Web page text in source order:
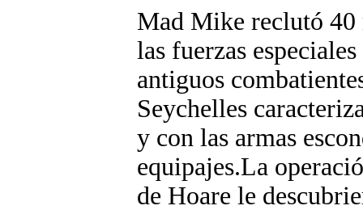
Mad Mike reclutó 40
las fuerzas
antiguos
Seychelles
y con las armas
equipajes.La
de Hoare le